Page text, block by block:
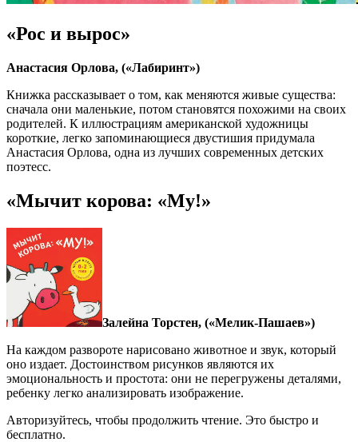
«Рос и вырос»
Анастасия Орлова, («Лабиринт»)
Книжка рассказывает о том, как меняются живые существа:
сначала они маленькие, потом становятся похожими на своих
родителей. К иллюстрациям американской художницы
короткие, легко запоминающиеся двустишия придумала
Анастасия Орлова, одна из лучших современных детских
поэтесс.
«Мычит корова: «Му!»
Залейна Торстен, («Мелик-Пашаев»)
На каждом развороте нарисовано животное и звук, который
оно издает. Достоинством рисунков являются их
эмоциональность и простота: они не перегружены деталями,
ребенку легко анализировать изображение.
Авторизуйтесь, чтобы продолжить чтение. Это быстро и
бесплатно.